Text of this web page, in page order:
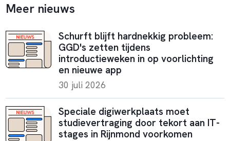
Meer nieuws
Schurft blijft hardnekkig probleem:
GGD's zetten tijdens
introductieweken in op voorlichting
en nieuwe app
30 juli 2026
Speciale digiwerkplaats moet
studievertraging door tekort aan IT-
stages in Rijnmond voorkomen